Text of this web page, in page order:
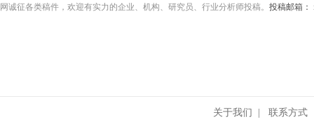
网诚征各类稿件，欢迎有实力的企业、机构、研究员、行业分析师投稿。 投稿邮箱：
关于我们 |联系方式